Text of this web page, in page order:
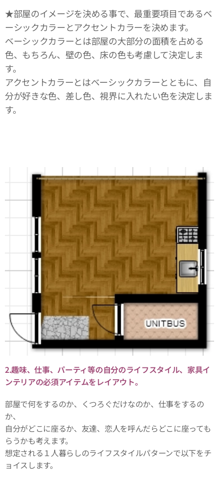
★部屋のイメージを決める事で、最重要項目であるベ
ーシックカラーとアクセントカラーを決めます。
ベーシックカラーとは部屋の大部分の面積を占める
色、もちろん、壁の色、床の色も考慮して決定しま
す。
アクセントカラーとはベーシックカラーとともに、自
分が好きな色、差し色、視界に入れたい色を決定しま
す。
2.趣味、仕事、パーティ等の自分のライフスタイル、家具イ
ンテリアの必須アイテムをレイアウト。
部屋で何をするのか、くつろぐだけなのか、仕事をするの
か、
自分がどこに座るか、友達、恋人を呼んだらどこに座っても
らうかも考えます。
想定される１人暮らしのライフスタイルパターンで以下をチ
ョイスします。